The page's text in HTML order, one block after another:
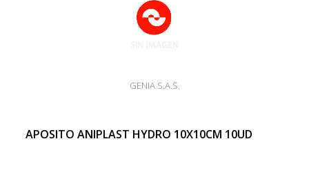
GENIA S.A.S.
APOSITO ANIPLAST HYDRO 10X10CM 10UD